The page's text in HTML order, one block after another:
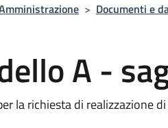
> Documenti e
A -
la richiesta di realizzazione